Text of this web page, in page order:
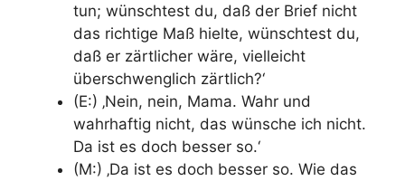
tun; wünschtest du, daß der Brief nicht
das richtige Maß hielte, wünschtest du,
daß er zärtlicher wäre, vielleicht
überschwenglich zärtlich?‘
(E:) ‚Nein, nein, Mama. Wahr und
wahrhaftig nicht, das wünsche ich nicht.
Da ist es doch besser so.‘
(M:) ‚Da ist es doch besser so. Wie das